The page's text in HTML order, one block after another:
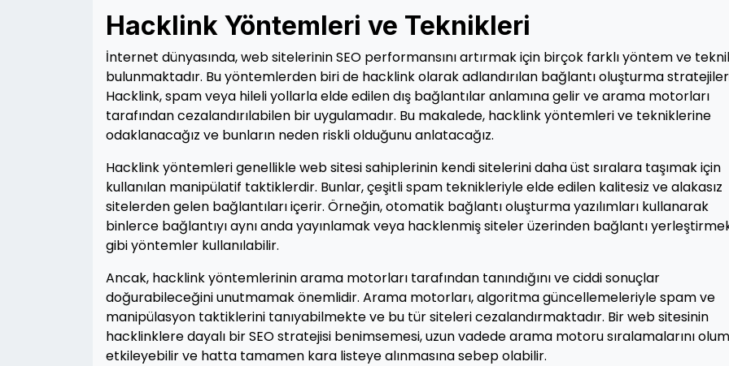
Hacklink Yöntemleri ve Teknikleri
İnternet dünyasında, web sitelerinin SEO performansını artırmak için birçok farklı yöntem ve
bulunmaktadır. Bu yöntemlerden biri de hacklink olarak adlandırılan bağlantı oluşturma
Hacklink, spam veya hileli yollarla elde edilen dış bağlantılar anlamına gelir ve arama motorları
tarafından cezalandırılabilen bir uygulamadır. Bu makalede, hacklink yöntemleri ve tekniklerine
odaklanacağız ve bunların neden riskli olduğunu anlatacağız.
Hacklink yöntemleri genellikle web sitesi sahiplerinin kendi sitelerini daha üst sıralara taşımak için
kullanılan manipülatif taktiklerdir. Bunlar, çeşitli spam teknikleriyle elde edilen kalitesiz ve alakasız
sitelerden gelen bağlantıları içerir. Örneğin, otomatik bağlantı oluşturma yazılımları kullanarak
binlerce bağlantıyı aynı anda yayınlamak veya hacklenmiş siteler üzerinden bağlantı
gibi yöntemler kullanılabilir.
Ancak, hacklink yöntemlerinin arama motorları tarafından tanındığını ve ciddi sonuçlar
doğurabileceğini unutmamak önemlidir. Arama motorları, algoritma güncellemeleriyle spam ve
manipülasyon taktiklerini tanıyabilmekte ve bu tür siteleri cezalandırmaktadır. Bir web sitesinin
hacklinklere dayalı bir SEO stratejisi benimsemesi, uzun vadede arama motoru sıralamalarını
etkileyebilir ve hatta tamamen kara listeye alınmasına sebep olabilir.